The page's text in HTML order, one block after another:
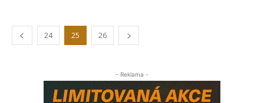
24 25 26
- Reklama -